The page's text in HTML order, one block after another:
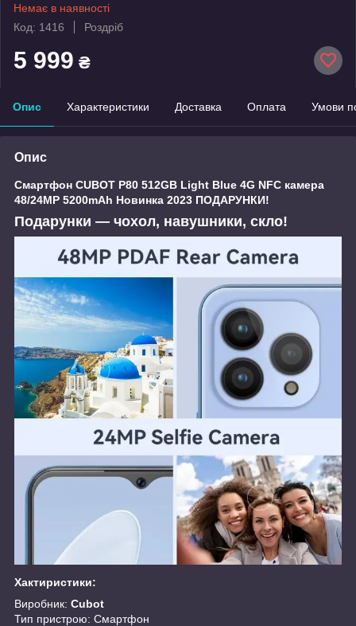
Немає в наявності
Код: 1416
Роздріб
5 999 ₴
Опис Характеристики Доставка Оплата Умови
Опис
Смартфон CUBOT P80 512GB Light Blue 4G NFC камера
48/24MP 5200mAh Новинка 2023 ПОДАРУНКИ!
Подарунки — чохол, навушники, скло!
Хактиристики:
Виробник: Cubot
Тип пристрою: Смартфон